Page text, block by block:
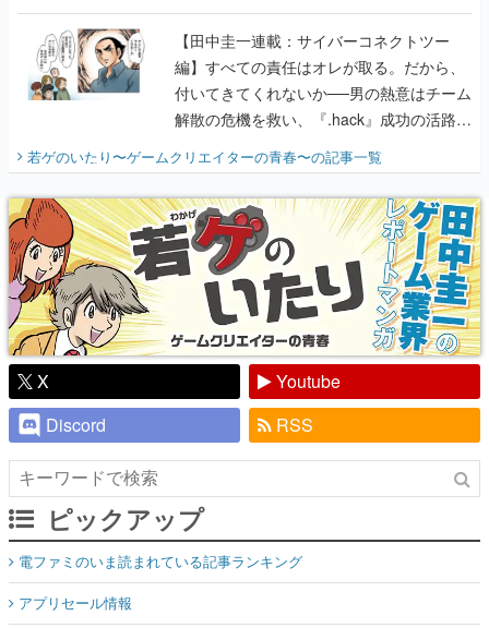
に行って、より理解を深めよう【PR】
【田中圭一連載：サイバーコネクトツー
編】すべての責任はオレが取る。だから、
付いてきてくれないか──男の熱意はチーム
解散の危機を救い、『.hack』成功の活路を
開く。業界の快男児・松山 洋に流れる血は
『少年ジャンプ』色だった【若ゲのいた
り】
若ゲのいたり〜ゲームクリエイターの青春〜の記事一覧
X
Youtube
Discord
RSS
ピックアップ
電ファミのいま読まれている記事ランキング
アプリセール情報